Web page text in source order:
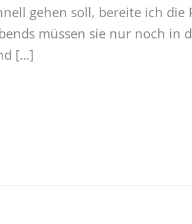
gehen soll, bereite ich die
müssen sie nur noch in
[…]